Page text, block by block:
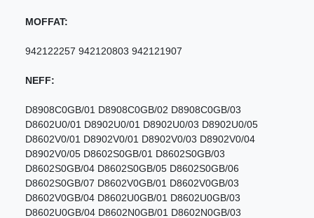
MOFFAT:
942122257 942120803 942121907
NEFF:
D8908C0GB/01 D8908C0GB/02 D8908C0GB/03
D8602U0/01 D8902U0/01 D8902U0/03 D8902U0/05
D8602V0/01 D8902V0/01 D8902V0/03 D8902V0/04
D8902V0/05 D8602S0GB/01 D8602S0GB/03
D8602S0GB/04 D8602S0GB/05 D8602S0GB/06
D8602S0GB/07 D8602V0GB/01 D8602V0GB/03
D8602V0GB/04 D8602U0GB/01 D8602U0GB/03
D8602U0GB/04 D8602N0GB/01 D8602N0GB/03